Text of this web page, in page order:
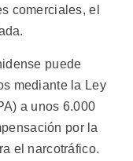
comerciales, el
puede
mediante la Ley
a unos 6.000
por la
el narcotráfico.